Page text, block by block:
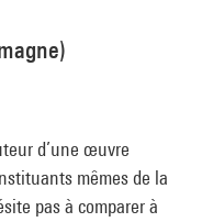
d’une œuvre
mêmes de la
pas à comparer à
Philippe Migeat/Dist.